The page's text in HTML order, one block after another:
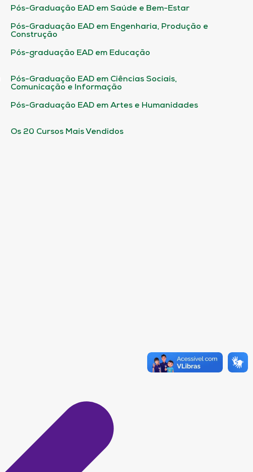
Pós-Graduação EAD em Saúde e Bem-Estar
Pós-Graduação EAD em Engenharia, Produção e
Construção
Pós-graduação EAD em Educação
Pós-Graduação EAD em Ciências Sociais,
Comunicação e Informação
Pós-Graduação EAD em Artes e Humanidades
Os 20 Cursos Mais Vendidos